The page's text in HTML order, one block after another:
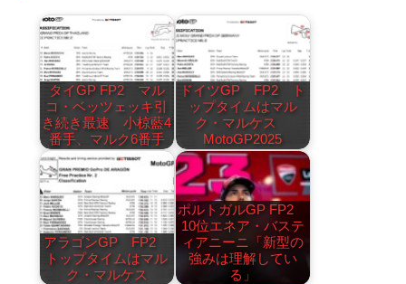
タイGP FP2 マル
コ・ベッツェッキ引
き続き最速 小椋藍4
番手、マルク6番手
ドイツGP FP2 ト
ップタイムはマル
ク・マルケス
MotoGP2025
アラゴンGP FP2
トップタイムはマル
ク・マルケス
ポルトガルGP FP2
10位エネア・バステ
ィアニーニ「新型の
強みは理解してい
る」